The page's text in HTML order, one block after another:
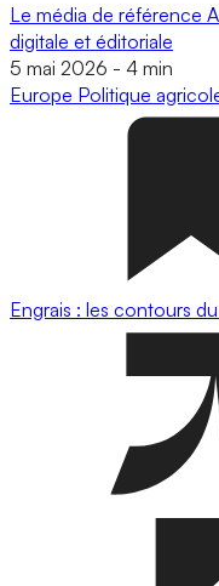
Le média de référence
digitale et éditoriale
5 mai 2026 - 4 min
Europe Politique
Engrais : les contours